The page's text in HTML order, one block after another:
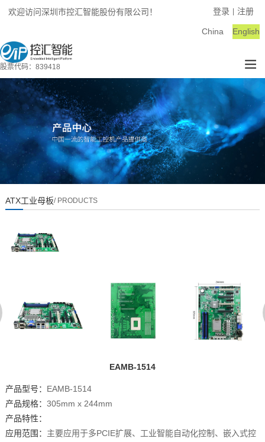
欢迎访问深圳市控汇智能股份有限公司！ 登录 注册
English
China
股票代码：839418
ATX工业母板/ PRODUCTS
EAMB-1514
产品型号： EAMB-1514
产品规格： 305mm x 244mm
产品特性：
应用范围： 主要应用于多PCIE扩展、工业智能自动化控制、嵌入式控